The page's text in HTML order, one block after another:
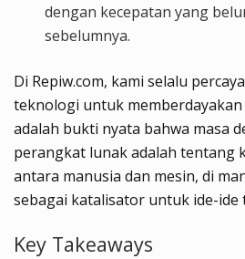
dengan kecepatan yang
sebelumnya.
Di Repiw.com, kami selalu
teknologi untuk memberdayakan
adalah bukti nyata bahwa masa
perangkat lunak adalah tentang
antara manusia dan mesin, di
sebagai katalisator untuk ide-ide
Key Takeaways